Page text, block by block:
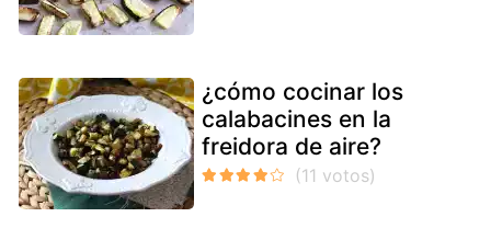
¿cómo cocinar los
calabacines en la
freidora de aire?